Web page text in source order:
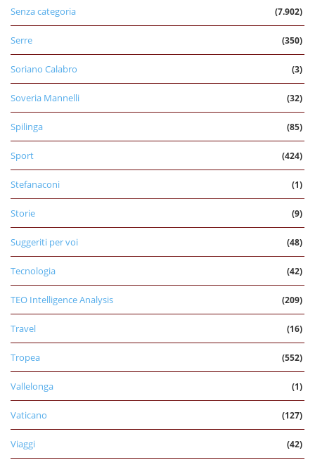
Senza categoria (7.902)
Serre (350)
Soriano Calabro (3)
Soveria Mannelli (32)
Spilinga (85)
Sport (424)
Stefanaconi (1)
Storie (9)
Suggeriti per voi (48)
Tecnologia (42)
TEO Intelligence Analysis (209)
Travel (16)
Tropea (552)
Vallelonga (1)
Vaticano (127)
Viaggi (42)